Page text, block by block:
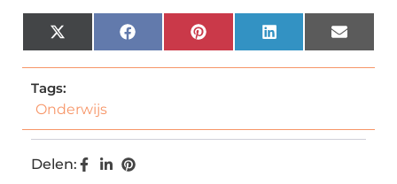
X
(Twitter)
FacebookPinterestLinkedIn Email
Tags:
Onderwijs
Delen: